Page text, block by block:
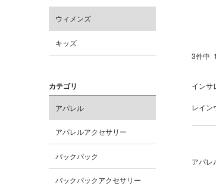
ウィメンズ
キッズ
カテゴリ
アパレル
アパレルアクセサリー
バックパック
バックパックアクセサリー
3件中
インサ
レイン
アパレ